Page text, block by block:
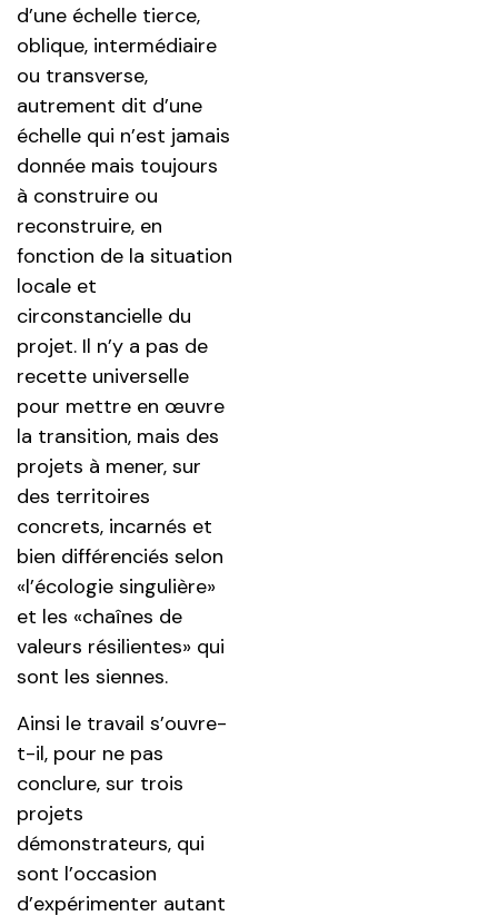
d’une échelle tierce,
oblique, intermédiaire
ou transverse,
autrement dit d’une
échelle qui n’est jamais
donnée mais toujours
à construire ou
reconstruire, en
fonction de la situation
locale et
circonstancielle du
projet. Il n’y a pas de
recette universelle
pour mettre en œuvre
la transition, mais des
projets à mener, sur
des territoires
concrets, incarnés et
bien différenciés selon
«l’écologie singulière»
et les «chaînes de
valeurs résilientes» qui
sont les siennes.
Ainsi le travail s’ouvre-
t-il, pour ne pas
conclure, sur trois
projets
démonstrateurs, qui
sont l’occasion
d’expérimenter autant